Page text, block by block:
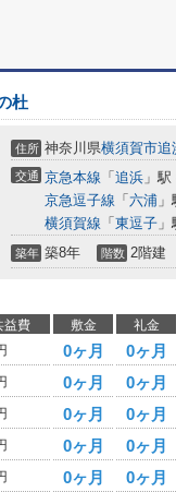
杜
住所 神奈川県横須賀市追
交通 京急本線 「 追浜 」
京急逗子線 「 六浦
横須賀線 「 東逗子
築年 築8年 階数 2階建
益費 敷金 礼金
0ヶ月 0ヶ月
0ヶ月 0ヶ月
0ヶ月 0ヶ月
0ヶ月 0ヶ月
0ヶ月 0ヶ月